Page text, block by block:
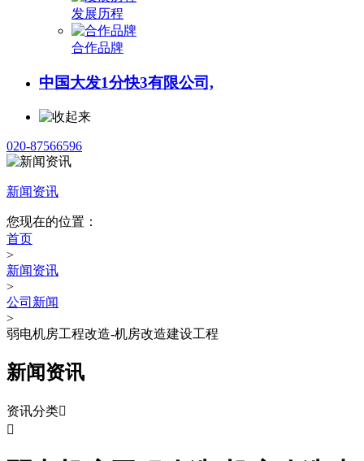
发展历程
合作品牌
中国大发1分快3有限公司,
020-87566596
新闻资讯
您现在的位置：
首页
>
新闻资讯
>
公司新闻
>
弱电机房工程改造-机房改造建设工程
新闻资讯
资讯分类
